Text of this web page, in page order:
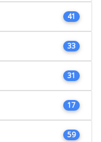
41
33
31
17
59